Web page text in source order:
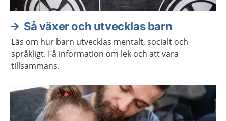
Så växer och utvecklas barn
Läs om hur barn utvecklas mentalt, socialt och
språkligt. Få information om lek och att vara
tillsammans.